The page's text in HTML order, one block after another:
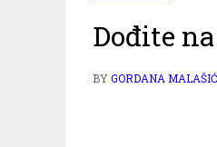
Dođite
BYGORDANA